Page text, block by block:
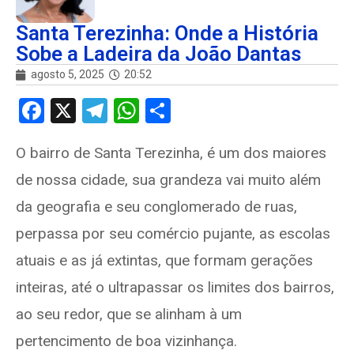
Santa Terezinha: Onde a História
Sobe a Ladeira da João Dantas
agosto 5, 2025 20:52
F
ce
b
o
o
k
X
T
e
gr
a
m
W
at
s
A
p
p
ar
e
O bairro de Santa Terezinha, é um dos maiores
de nossa cidade, sua grandeza vai muito além
da geografia e seu conglomerado de ruas,
perpassa por seu comércio pujante, as escolas
atuais e as já extintas, que formam gerações
inteiras, até o ultrapassar os limites dos bairros,
ao seu redor, que se alinham à um
pertencimento de boa vizinhança.